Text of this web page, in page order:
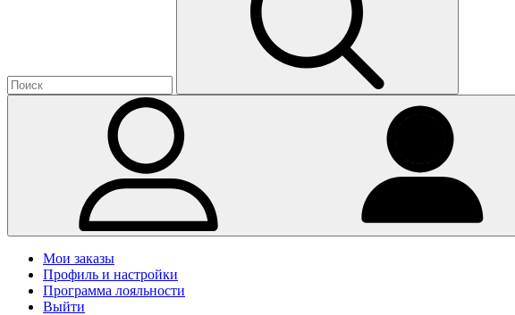
Мои заказы
Профиль и настройки
Программа лояльности
Выйти